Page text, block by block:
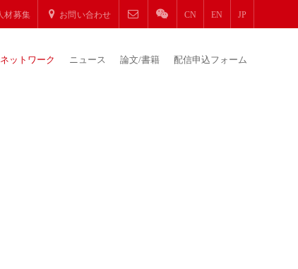
材募集 お問い合わせ CN EN JP
ットワーク ニュース 論文/書籍 配信申込フォーム